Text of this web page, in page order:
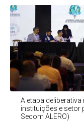
A etapa
instituições e setor
Secom ALERO)